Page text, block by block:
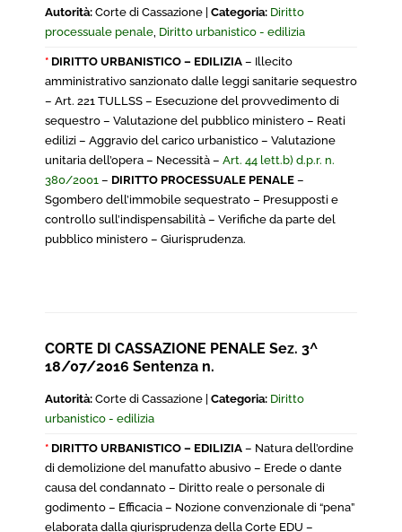
Autorità: Corte di Cassazione | Categoria: Diritto
processuale penale, Diritto urbanistico - edilizia
* DIRITTO URBANISTICO – EDILIZIA – Illecito
amministrativo sanzionato dalle leggi sanitarie sequestro
– Art. 221 TULLSS – Esecuzione del provvedimento di
sequestro – Valutazione del pubblico ministero – Reati
edilizi – Aggravio del carico urbanistico – Valutazione
unitaria dell’opera – Necessità – Art. 44 lett.b) d.p.r. n.
380/2001 – DIRITTO PROCESSUALE PENALE –
Sgombero dell’immobile sequestrato – Presupposti e
controllo sull’indispensabilità – Verifiche da parte del
pubblico ministero – Giurisprudenza.
CORTE DI CASSAZIONE PENALE Sez. 3^
18/07/2016 Sentenza n.
Autorità: Corte di Cassazione | Categoria: Diritto
urbanistico - edilizia
* DIRITTO URBANISTICO – EDILIZIA – Natura dell’ordine
di demolizione del manufatto abusivo – Erede o dante
causa del condannato – Diritto reale o personale di
godimento – Efficacia – Nozione convenzionale di “pena”
elaborata dalla giurisprudenza della Corte EDU –